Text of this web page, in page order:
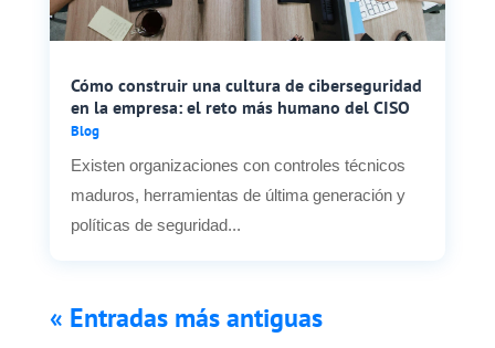
Cómo construir una cultura de ciberseguridad
en la empresa: el reto más humano del CISO
Blog
Existen organizaciones con controles técnicos
maduros, herramientas de última generación y
políticas de seguridad...
« Entradas más antiguas